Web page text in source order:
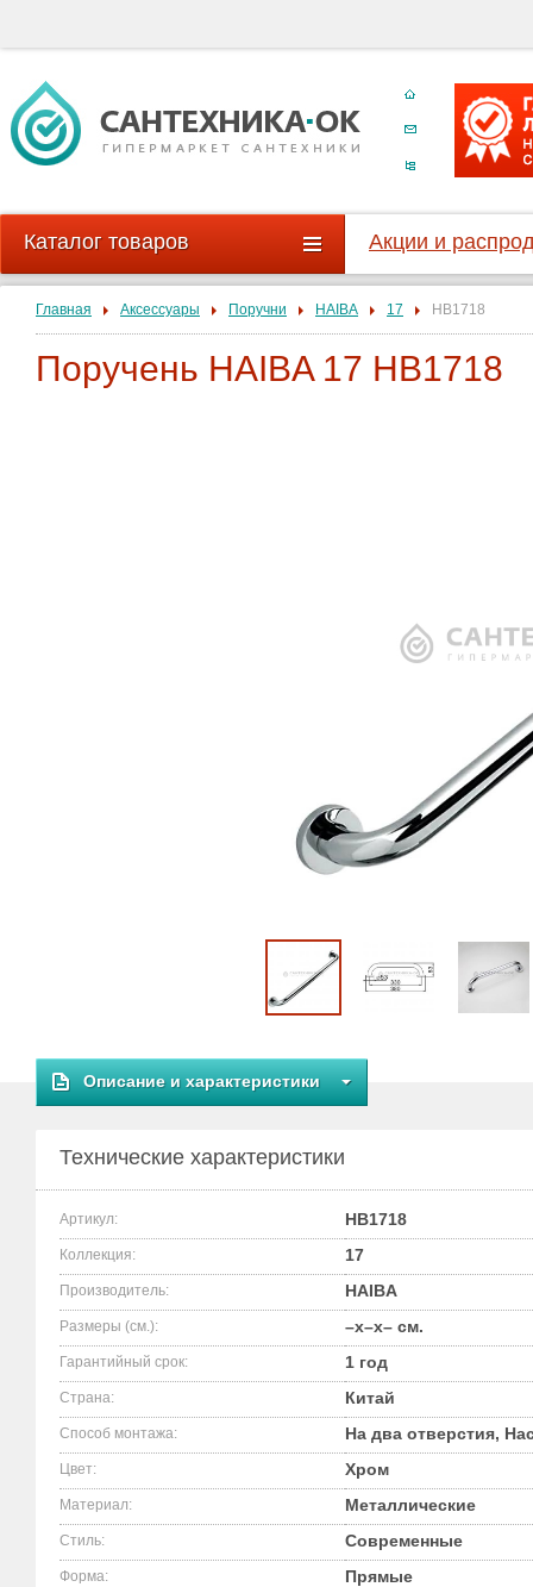
Каталог товаров Акции и
Главная Аксессуары Поручни HAIBA 17 HB1718
Поручень HAIBA 17 HB1718
Описание и характеристики
Технические характеристики
Артикул: HB1718
Коллекция: 17
Производитель: HAIBA
Размеры (см.): –x–x– см.
Гарантийный срок: 1 год
Страна: Китай
Способ монтажа: На два отверстия,
Цвет: Хром
Материал: Металлические
Стиль: Современные
Форма: Прямые